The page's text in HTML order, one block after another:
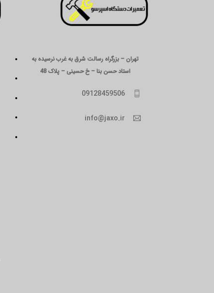
تهران – بزرگراه رسالت شرق به غرب نرسیده به
استاد حسن بنا – خ حسینی – پلاک 48
09128459506
info@jaxo.ir